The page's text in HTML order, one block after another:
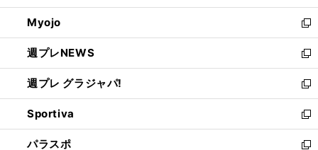
開
く
ウ
で
開
く
ン
ド
ウ
で
開
く
ウ
ィ
ン
ド
ウ
で
開
く
Myojo
新
し
い
ウ
ィ
ン
ド
ウ
で
週プレNEWS
新
し
い
ウ
ィ
ン
ド
週プレ グラジャパ!
新
し
い
ウ
ィ
Sportiva
新
し
い
パラスポ
新